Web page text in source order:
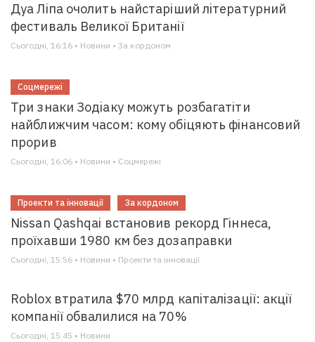
Дуа Ліпа очолить найстаріший літературний
фестиваль Великої Британії
Сьогодні, 16:16 • Новини • За кордоном
Соцмережі
Три знаки Зодіаку можуть розбагатіти
найближчим часом: кому обіцяють фінансовий
прорив
Сьогодні, 16:06 • Новини • Соцмережі
Проекти та інновації За кордоном
Nissan Qashqai встановив рекорд Гіннеса,
проїхавши 1980 км без дозаправки
Сьогодні, 15:56 • Новини • Проекти та інновації
Roblox втратила $70 млрд капіталізації: акції
компанії обвалилися на 70%
Сьогодні, 15:45 • Новини